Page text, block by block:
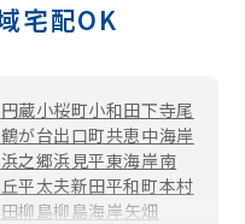
宅配OK
円蔵小桜町小和田下寺尾
鶴が台出口町共恵中海岸
浜之郷浜見平東海岸南
平太夫新田平和町本村
柳島柳島海岸矢畑